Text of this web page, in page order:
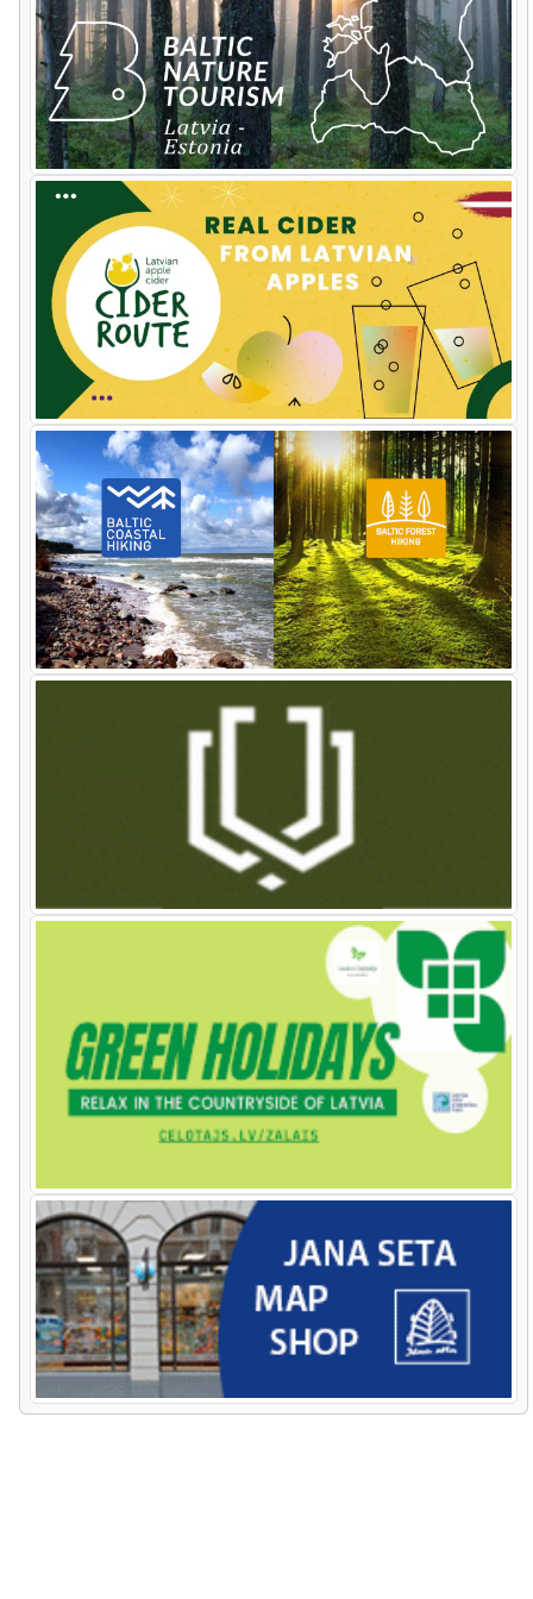
diverse Mosaik von Ökosystemen, wo
wilde Pferde und Ochsen weiden. Der
Nationalpark Slitere zeigt die
historische Entwicklung der Ostsee.
Das Kap von Kolka ist ein
bedeutendes Gebiet für Zugvögel. Aus
dem Leuchtturm von Slitere bietet
sich eine wunderbare Aussicht auf die
umliegenden Wälder und die
traditionellen livischen Dörfer, in
denen eine der kleinsten ethnischen
Gruppen der Welt wohnt. Der
Nationalpark Kemeri umfasst
verschiedene Arten von
Feuchtgebieten und großen
Moorländern. Dieser Park ist mit
seinen Schwefelquellen bekannt.
Unternehmen Sie einen Spaziergang
auf dem Pfad von Kemeri und
probieren Sie das heilende
Quellenwasser.
Der Nationalpark Gauja umgibt das
Urstromtal des Flusses Gauja mit
seinen malerischen Sandsteinfelsen
aus der Devonperiode. Hier befinden
sich viele historische Denkmäler:
Luftseilbahn beim Überqueren des
Tales besichtigen können. Die
Naturpfade von Ligatne bieten die
Möglichkeit, einheimische wilde Tiere
Der Landschaft der Insel Saaremaa
sind große Wacholderwälder,
Dolomitenfelsen, Windmühlen,
mittelalterliche Kirchen und der
berühmte Kaali Meteoritenkrater
charakteristisch. Die Insel hat ihre
estnische Seele erhalten. In dem
kontrastreiche Sümpfe. Unternehmen
Sie einen Spaziergang auf dem
Biberpfad und probieren Sie die
Sumpf-Schuhe aus. An der zackigen
Küste des Nationalparks Lahemaa
befinden sich große Feldsteine,
traditionelle Fischerdörfer,
Waldpfade und romantische
Landgüter. Fahren Sie aus Tallinn mit